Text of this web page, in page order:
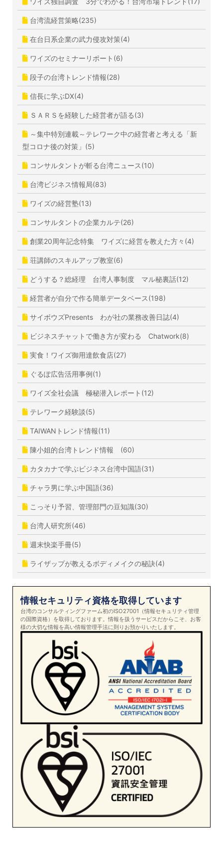
台湾流経営策略(235)
在台日系企業の武力侵攻対策(4)
ワイズのセミナーリポート(6)
段子の台湾トレンド情報(28)
信長に学ぶDX(4)
ＳＡＲＳを経験した経営者が語る(3)
～集中特別連載～テレワーク中の経営者と考える「新
型コロナ後の対策」(5)
コンサルタントが斬る台湾ニュース(10)
台湾ビジネス情報局(83)
ワイズの経営塾(13)
コンサルタントの企業カルテ(26)
創業20周年記念特集 ワイズに経営を教えた方々(4)
荘講師のスキルアップ教室(6)
どうする？総経理 台湾人事制度 マル秘裏話(12)
経営者が自分で作る簡単データベース(198)
サイボウズPresents わが社の業務改善日誌(4)
ビジネスチャットで働き方が変わる Chatwork(8)
実食！ワイズ御用達飲食店(27)
ぐるぽ広告活用事例(1)
ワイズ全社会議 極秘潜入レポート(12)
テレワーク経験談(5)
TAIWANトレンド情報(11)
陳小姐的台湾トレンド情報 (60)
カタカナで学ぶビジネス台湾中国語(31)
チャラ男に学ぶ中国語(36)
こっそり予習、管理部門の豆知識(30)
台湾人研究所(46)
週末快楽手冊(5)
ライザップが教えるボディメイクの秘訣(4)
情報セキュリティ資格を取得しています
台湾のコンサルティングファーム初のISO27001（情報セキュリティ管理
の国際資格）を取得しております。情報を扱うサービスだからこそ、お客
様の大切な情報を高い情報管理手法に則りお預かりいたします。